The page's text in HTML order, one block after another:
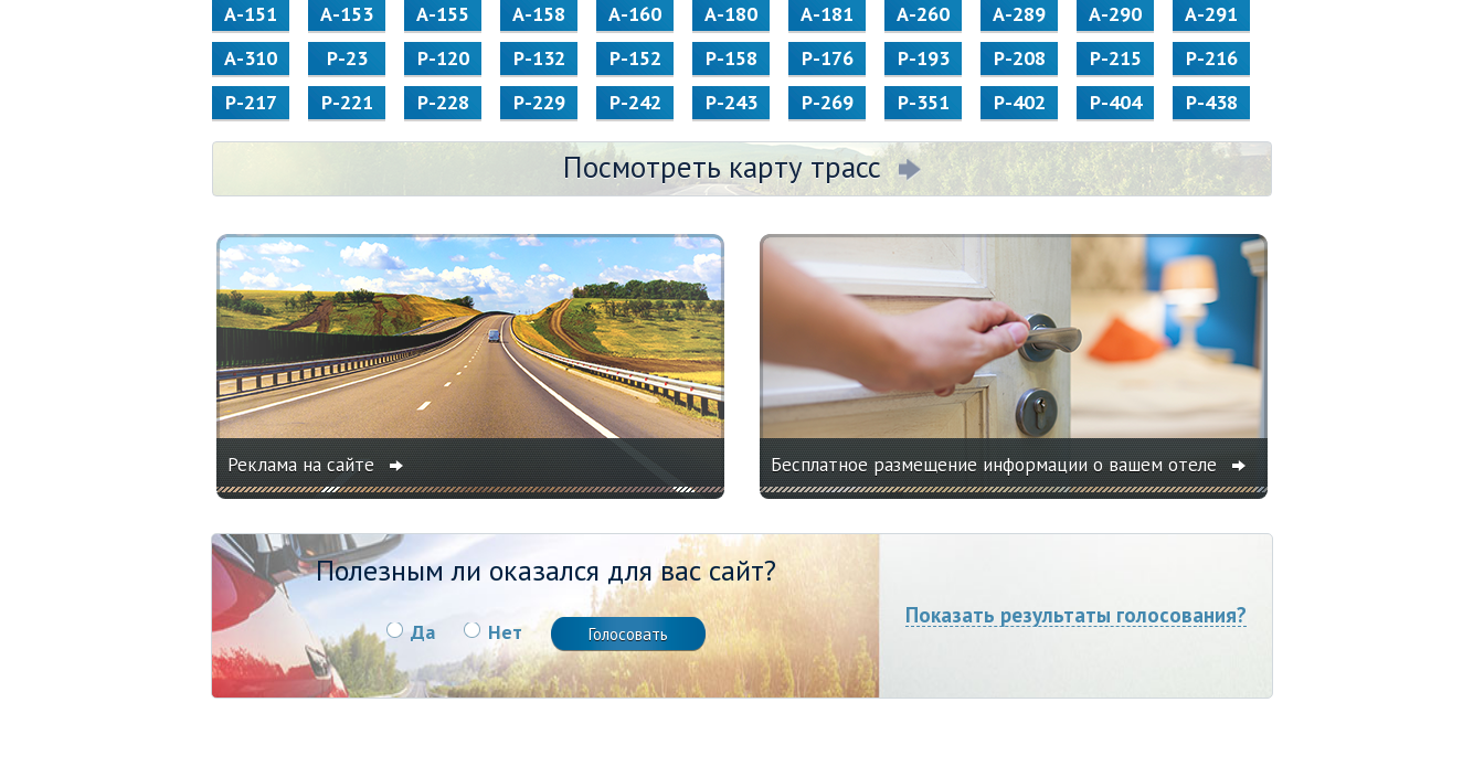
А-151
А-153 А-155 А-158 А-160 А-180 А-181 А-260 А-289 А-290
А-291
А-310
Р-23 Р-120 Р-132 Р-152 Р-158 Р-176 Р-193 Р-208 Р-215
Р-216
Р-217
Р-221 Р-228 Р-229 Р-242 Р-243 Р-269 Р-351 Р-402 Р-404 Р-438
Посмотреть карту трасс
Реклама на сайте Бесплатное размещение информации о вашем отеле
Полезным ли оказался для вас сайт?
Да Нет
Показать результаты голосования?